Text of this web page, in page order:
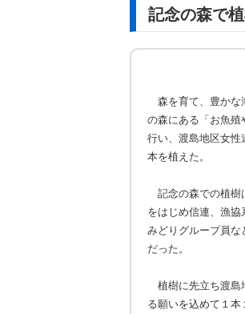
記念の森で
森を育て、豊かな
の森にある「お魚殖
行い、渡島地区女性
本を植えた。
記念の森での植樹
をはじめ信連、漁協
みどりグループ員な
だった。
植樹に先立ち渡島
る願いを込めて１